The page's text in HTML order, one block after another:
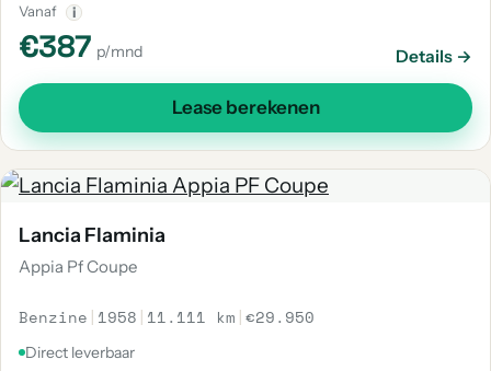
Vanaf i
€387 p/mnd Details →
Lease berekenen
Lancia Flaminia
Appia Pf Coupe
Benzine | 1958 | 11.111 km |€29.950
Direct leverbaar